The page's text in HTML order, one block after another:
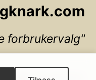
forbrukervalg